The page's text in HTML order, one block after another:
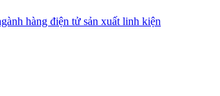
hàng điện tử sản xuất linh kiện